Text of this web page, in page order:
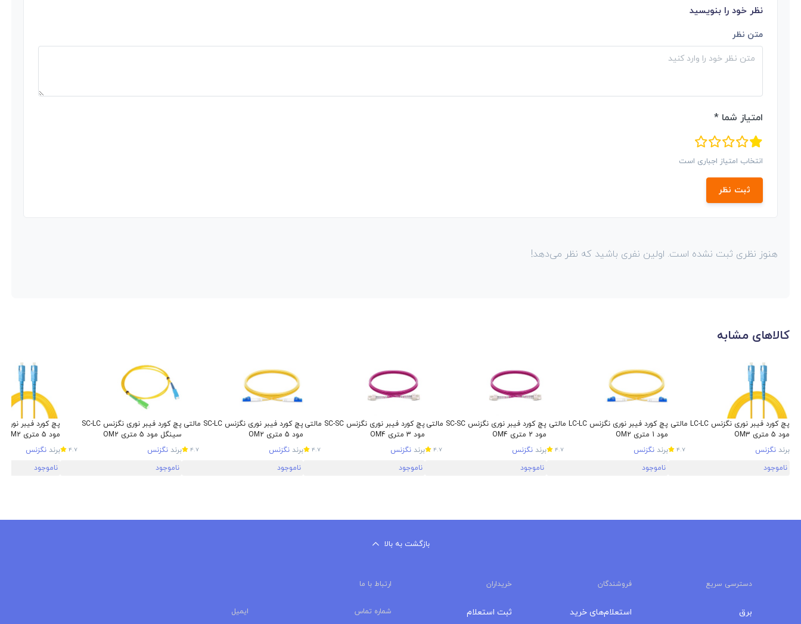
نظر خود را بنویسید
متن نظر
امتیاز شما *
انتخاب امتیاز اجباری است
ثبت نظر
هنوز نظری ثبت نشده است. اولین نفری باشید که نظر می‌دهد!
کالاهای مشابه
پچ کورد فیبر نوری نگزنس LC-LC مالتی
مود 5 متری OM3
برند نگزنس 4.7
ناموجود
پچ کورد فیبر نوری نگزنس LC-LC مالتی
مود 1 متری OM2
برند نگزنس 4.7
ناموجود
پچ کورد فیبر نوری نگزنس SC-SC مالتی
مود 2 متری OM4
برند نگزنس 4.7
ناموجود
پچ کورد فیبر نوری نگزنس SC-SC مالتی
مود 3 متری OM4
برند نگزنس 4.7
ناموجود
پچ کورد فیبر نوری نگزنس SC-LC مالتی
مود 5 متری OM2
برند نگزنس 4.7
ناموجود
پچ کورد فیبر نوری نگزنس SC-LC
سینگل مود 5 متری OM2
برند نگزنس 4.7
ناموجود
مود 5 متری OM2
برند نگزنس
ناموجود
بازگشت به بالا
دسترسی سریع فروشندگان خریداران ارتباط با ما
برق استعلام‌های خرید ثبت استعلام شماره تماس ایمیل